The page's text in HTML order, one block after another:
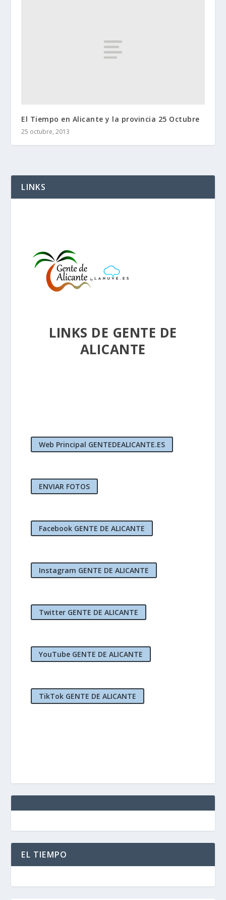
El Tiempo en Alicante y la provincia 25 Octubre
25 octubre, 2013
LINKS
LINKS DE GENTE DE
ALICANTE
Web Principal GENTEDEALICANTE.ES
ENVIAR FOTOS
Facebook GENTE DE ALICANTE
Instagram GENTE DE ALICANTE
Twitter GENTE DE ALICANTE
YouTube GENTE DE ALICANTE
TikTok GENTE DE ALICANTE
EL TIEMPO